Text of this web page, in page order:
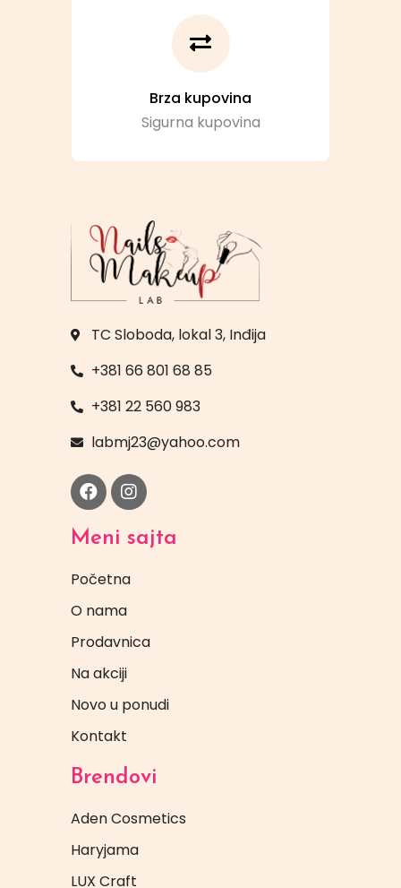
Brza kupovina
Sigurna kupovina
TC Sloboda, lokal 3, Inđija
+381 66 801 68 85
+381 22 560 983
labmj23@yahoo.com
Meni sajta
Početna
O nama
Prodavnica
Na akciji
Novo u ponudi
Kontakt
Brendovi
Aden Cosmetics
Haryjama
LUX Craft